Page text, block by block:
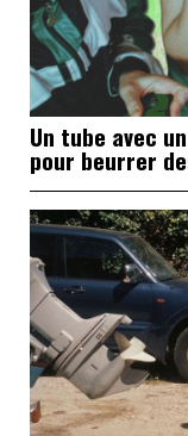
Un tube avec
pour beurrer